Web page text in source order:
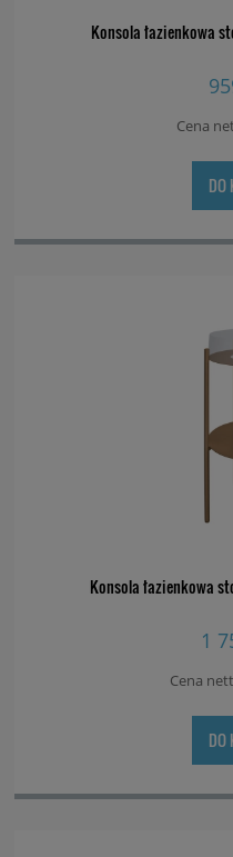
Konsola łazienkowa
Cena
DO
Konsola łazienkowa
1
Cena
DO